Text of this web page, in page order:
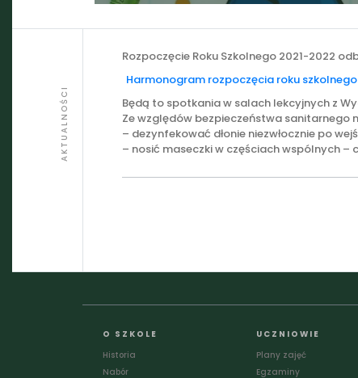
AKTUALNOŚCI
Rozpoczęcie Roku Szkolnego 2021-2022
Harmonogram rozpoczęcia roku
Będą to spotkania w salach lekcyjnych z
Ze względów bezpieczeństwa sanitarnego
– dezynfekować dłonie niezwłocznie po
– nosić maseczki w częściach wspólnych
O SZKOLE
Historia
Nabór
UCZNIOWIE
Plany zajęć
Egzaminy